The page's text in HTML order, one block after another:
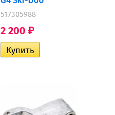
517305988
2 200 ₽